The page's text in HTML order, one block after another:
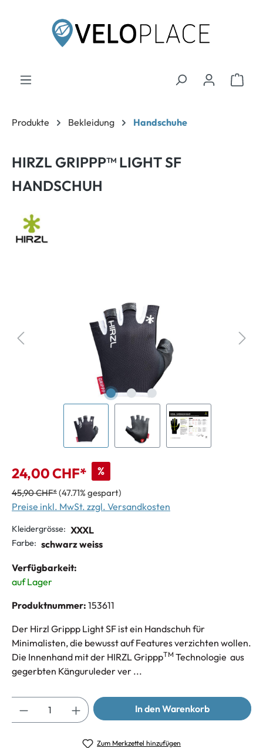
Produkte Bekleidung Handschuhe
HIRZL GRIPPP™ LIGHT SF
HANDSCHUH
24,00 CHF* %
45,90 CHF*(47.71% gespart)
Preise inkl. MwSt. zzgl. Versandkosten
Kleidergrösse: XXXL
Farbe: schwarz weiss
Verfügbarkeit:
auf Lager
Produktnummer: 153611
Der Hirzl Grippp Light SF ist ein Handschuh für
Minimalisten, die bewusst auf Features verzichten wollen.
Die Innenhand mit der HIRZL GripppTM Technologie aus
gegerbten Känguruleder ver ...
In den Warenkorb
Zum Merkzettel hinzufügen